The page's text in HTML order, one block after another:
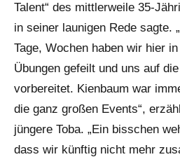
Talent“ des mittlerweile 35-
in seiner launigen Rede sagte.
Tage, Wochen haben wir hier
Übungen gefeilt und uns auf
vorbereitet. Kienbaum war
die ganz großen Events“,
jüngere Toba. „Ein bisschen
dass wir künftig nicht mehr